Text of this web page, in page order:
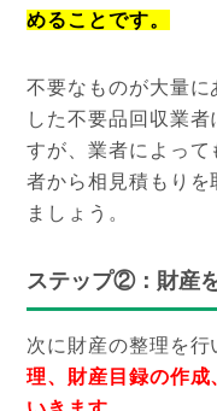
めることです。
不要なものが大量に
した不要品回収業
すが、業者によって
者から相見積もり
ましょう。
ステップ②：財産
次に財産の整理を行
理、財産目録の作成